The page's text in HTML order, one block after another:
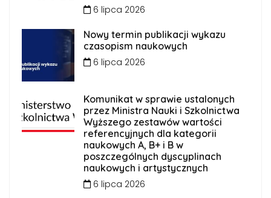
6 lipca 2026
Nowy termin publikacji wykazu
czasopism naukowych
6 lipca 2026
Komunikat w sprawie ustalonych
przez Ministra Nauki i Szkolnictwa
Wyższego zestawów wartości
referencyjnych dla kategorii
naukowych A, B+ i B w
poszczególnych dyscyplinach
naukowych i artystycznych
6 lipca 2026